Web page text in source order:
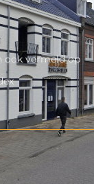
ook vermeld op